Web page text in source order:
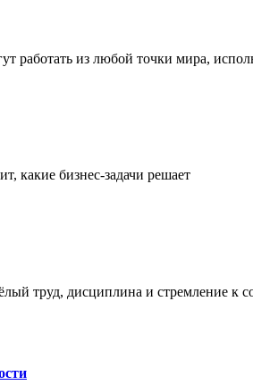
работать из любой точки мира,
какие бизнес-задачи решает
труд, дисциплина и стремление к